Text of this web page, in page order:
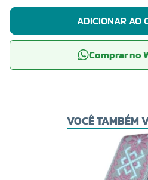
ADICIONAR AO
Comprar no
VOCÊ TAMBÉM